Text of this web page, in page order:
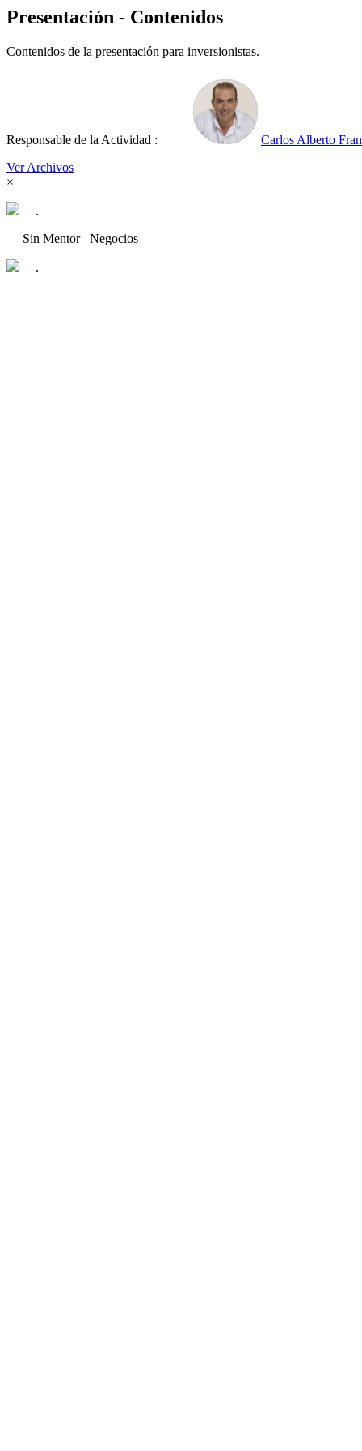
Presentación - Contenidos
Contenidos de la presentación para inversionistas.
Responsable de la Actividad :
Carlos Alberto
Ver Archivos
×
.
Sin Mentor Negocios
.